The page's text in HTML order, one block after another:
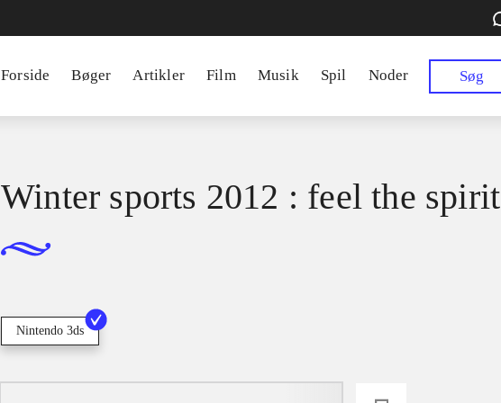
Forside Bøger Artikler Film Musik Spil Noder Søg
Winter sports 2012 : feel the spirit
Nintendo 3ds